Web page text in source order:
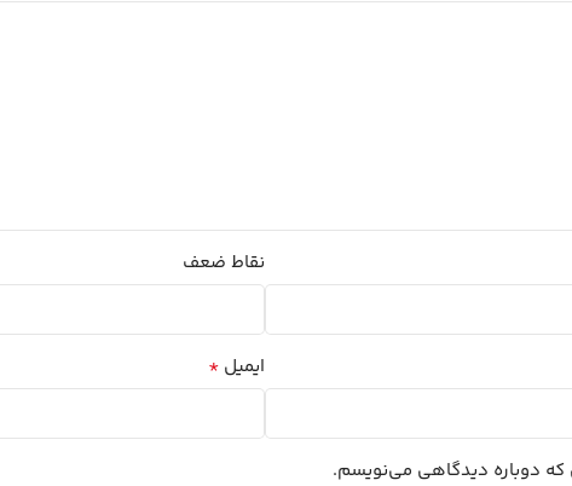
نقاط ضعف
ایمیل *
که دوباره دیدگاهی می‌نویسم.